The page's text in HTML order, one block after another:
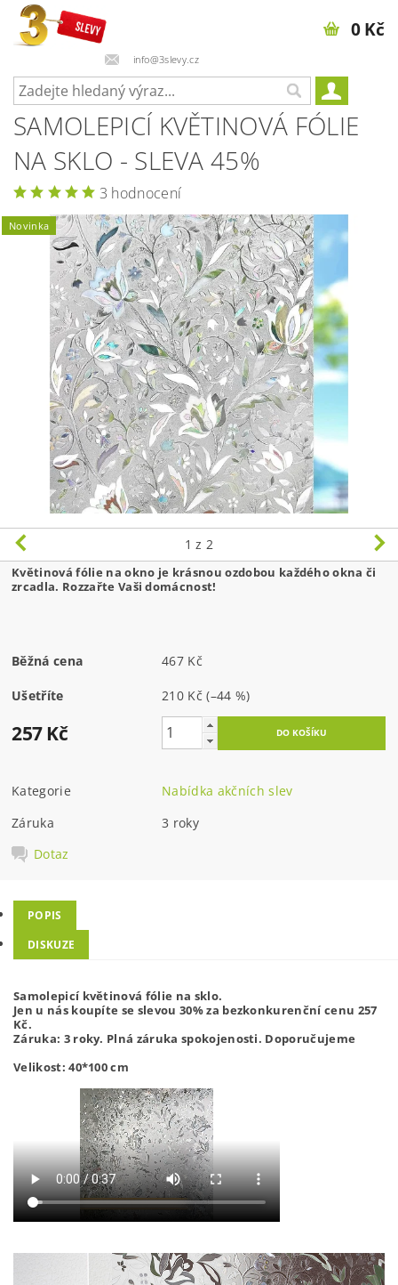
info@3slevy.cz
0 Kč
SAMOLEPICÍ KVĚTINOVÁ FÓLIE
NA SKLO - SLEVA 45%
3 hodnocení
Novinka
1 z 2
Květinová fólie na okno je krásnou ozdobou každého okna či
zrcadla. Rozzařte Vaši domácnost!
Běžná cena 467 Kč
Ušetříte 210 Kč(–44 %)
257 Kč
Kategorie
Nabídka akčních slev
Záruka
3 roky
Dotaz
POPIS
DISKUZE
Samolepicí květinová fólie na sklo.
Jen u nás koupíte se slevou 30% za bezkonkurenční cenu 257
Kč.
Záruka: 3 roky. Plná záruka spokojenosti. Doporučujeme
Velikost: 40*100 cm